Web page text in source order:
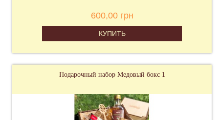
600,00 грн
КУПИТЬ
Подарочный набор Медовый бокс 1